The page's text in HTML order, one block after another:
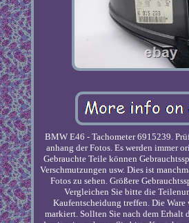
BMW E46 - Tachometer 6915239.
anhang der Fotos. Es werden immer
Gebrauchte Teile können
Verschmutzungen usw. Dies ist
Fotos zu sehen. Größere
Vergleichen Sie bitte die
Kaufentscheidung treffen. Die Ware
markiert. Sollten Sie nach dem Erhalt